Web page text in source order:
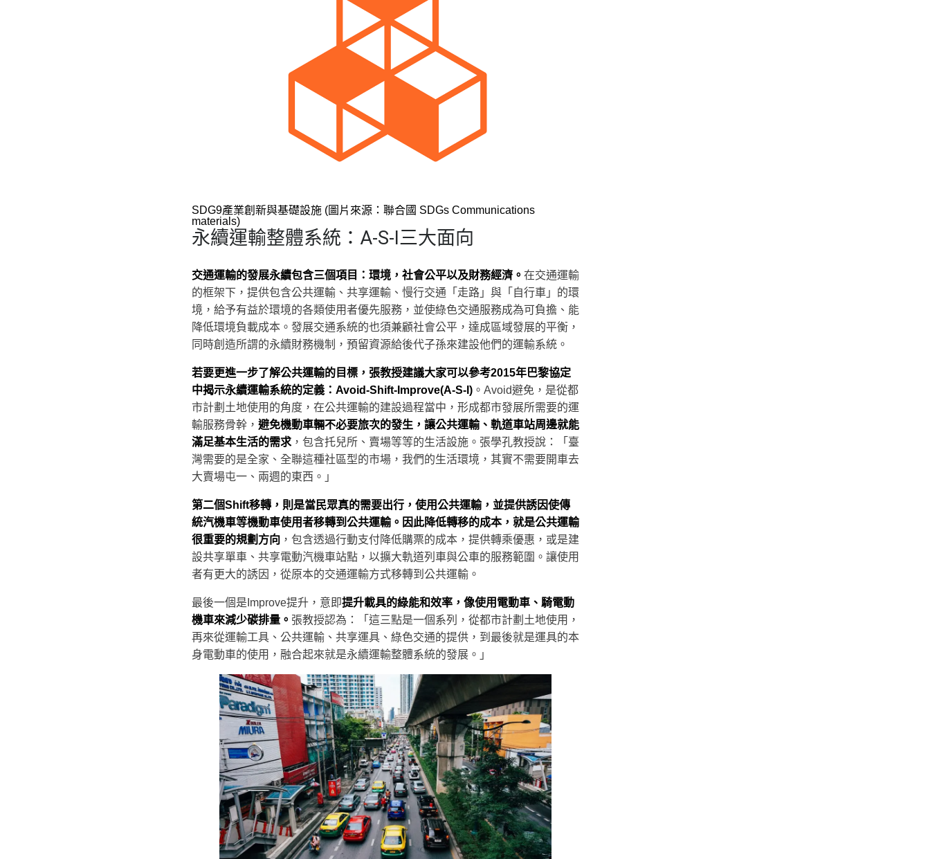
SDG9產業創新與基礎設施 (圖片來源：聯合國 SDGs Communications
materials)
永續運輸整體系統：A-S-I三大面向
交通運輸的發展永續包含三個項目：環境，社會公平以及財務經濟。 在交通運輸
的框架下，提供包含公共運輸、共享運輸、慢行交通「走路」與「自行車」的環
境，給予有益於環境的各類使用者優先服務，並使綠色交通服務成為可負擔、能
降低環境負載成本。發展交通系統的也須兼顧社會公平，達成區域發展的平衡，
同時創造所謂的永續財務機制，預留資源給後代子孫來建設他們的運輸系統。
若要更進一步了解公共運輸的目標，張教授建議大家可以參考2015年巴黎協定
中揭示永續運輸系統的定義：Avoid-Shift-Improve(A-S-I) 。Avoid避免，是從都
市計劃土地使用的角度，在公共運輸的建設過程當中，形成都市發展所需要的運
輸服務骨幹， 避免機動車輛不必要旅次的發生，讓公共運輸、軌道車站周邊就能
滿足基本生活的需求 ，包含托兒所、賣場等等的生活設施。張學孔教授說：「臺
灣需要的是全家、全聯這種社區型的市場，我們的生活環境，其實不需要開車去
大賣場屯一、兩週的東西。」
第二個Shift移轉，則是當民眾真的需要出行，使用公共運輸，並提供誘因使傳
統汽機車等機動車使用者移轉到公共運輸。因此降低轉移的成本，就是公共運輸
很重要的規劃方向 ，包含透過行動支付降低購票的成本，提供轉乘優惠，或是建
設共享單車、共享電動汽機車站點，以擴大軌道列車與公車的服務範圍。讓使用
者有更大的誘因，從原本的交通運輸方式移轉到公共運輸。
最後一個是Improve提升，意即提升載具的綠能和效率，像使用電動車、騎電動
機車來減少碳排量。 張教授認為：「這三點是一個系列，從都市計劃土地使用，
再來從運輸工具、公共運輸、共享運具、綠色交通的提供，到最後就是運具的本
身電動車的使用，融合起來就是永續運輸整體系統的發展。」